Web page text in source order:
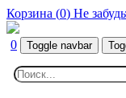
Корзина (0) Не
0 Toggle navbar